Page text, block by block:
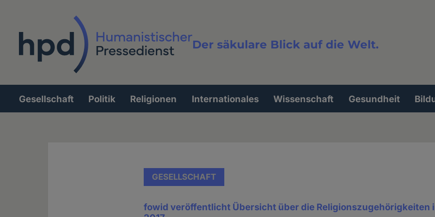
Der säkulare Blick auf die Welt.
Volltextsuche
Hauptnavigation
Gesellschaft Politik Religionen Internationales Wissenschaft Gesundheit
GESELLSCHAFT
fowid veröffentlicht Übersicht über die Religionszugehörigkeiten